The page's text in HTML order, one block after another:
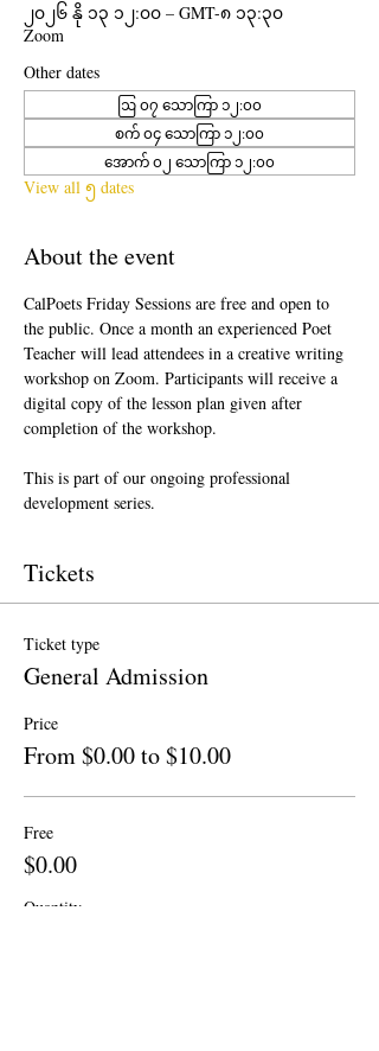
၂၀၂၆ နို ၁၃ ၁၂:၀၀ – GMT-၈ ၁၃:၃၀
Zoom
Other dates
ဩ ၀၇ သောကြာ ၁၂:၀၀
စက် ၀၄ သောကြာ ၁၂:၀၀
အောက် ၀၂ သောကြာ ၁၂:၀၀
View all ၅ dates
About the event
CalPoets Friday Sessions are free and open to
the public. Once a month an experienced Poet
Teacher will lead attendees in a creative writing
workshop on Zoom. Participants will receive a
digital copy of the lesson plan given after
completion of the workshop.
This is part of our ongoing professional
development series.
Tickets
Ticket type
General Admission
Price
From $0.00 to $10.00
Free
$0.00
Quantity